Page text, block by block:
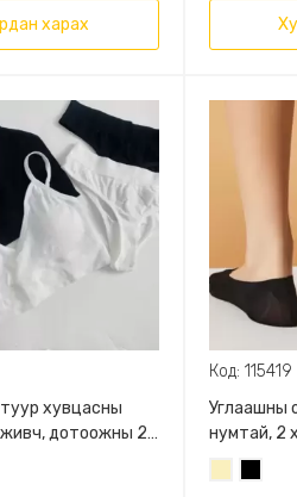
харах
хувцасны
дотоожны 2
Код: 115419
Углаашны
нумтай, 2
таарна.